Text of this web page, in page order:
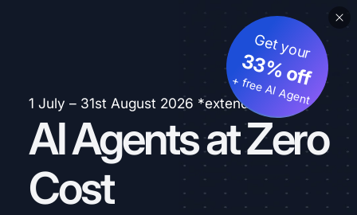
1 July – 31st August 2026 *extended
AI Agents at Zero
Cost
Get your
33% off
+ free AI Agent